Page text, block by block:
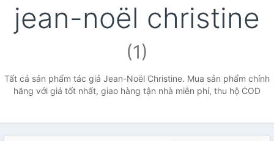
jean-noël christine
(1)
Tất cả sản phẩm tác giả Jean-Noël Christine. Mua sản phẩm chính
hãng với giá tốt nhất, giao hàng tận nhà miễn phí, thu hộ COD